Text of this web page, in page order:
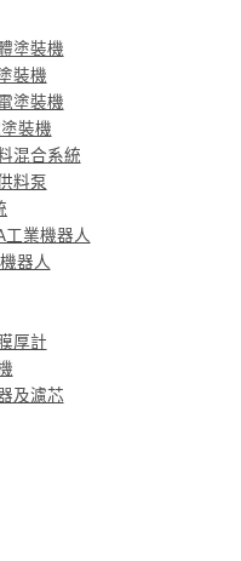
塗裝機
裝機
塗裝機
裝機
混合系統
料泵
工業機器人
器人
厚計
及濾芯